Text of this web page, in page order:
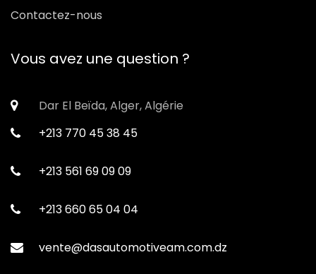
Contactez-nous
Vous avez une question ?
Dar El Beïda, Alger, Algérie
+213 770 45 38 45
+213 561 69 09 09
+213 660 65 04 04
vente@dasautomotiveam.com.dz